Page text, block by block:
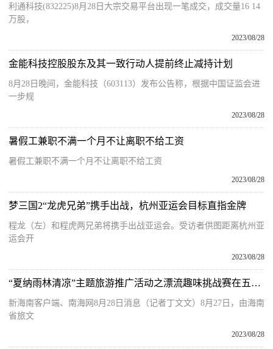
利通科技(832225)8月28日大宗交易平台出现一笔成交，成交量16 14
万股，
2023/08/28
金能科技控股股东及其一致行动人提前终止减持计划
8月28日晚间，金能科技（603113）发布公告称，根据中国证监会进
一步规
2023/08/28
暑假工兼职不满一个月不让离职不给工资
暑假工兼职不满一个月不让离职不给工资
2023/08/28
梦三国2“龙虎兄弟”携手出战，杭州亚运会目标直指金牌
程龙（左）和程虎两兄弟将携手出战亚运会。受访者供图距离杭州亚
运会开
2023/08/28
“夏纳雨林清凉”主题旅游推广活动之漂流趣味挑战赛在五指山举办
新海南客户端、南海网8月28日消息（记者丁文文）8月27日，由海南
省旅文
2023/08/28